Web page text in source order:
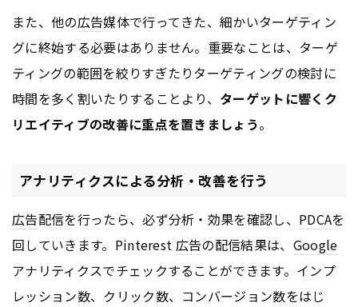
また、他の広告媒体で行ってきた、細かいターゲティン
グに終始する必要はありません。重要なことは、ターゲ
ティングの範囲を絞りすぎたりターゲティングの検討に
時間を多く割いたりすることより、 ターゲットに響くク
リエイティブの改善に重点を置きましょう。
アナリティクスによる分析・改善を行う
広告配信を行ったら、必ず分析・効果を確認し、 PDCAを
回していきます。Pinterest 広告の配信結果は、 Google
アナリティクスでチェックすることができます。インプ
レッション数、クリック数、コンバージョン数をはじ